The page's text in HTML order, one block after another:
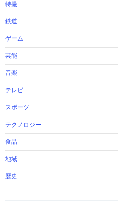
特撮
鉄道
ゲーム
芸能
音楽
テレビ
スポーツ
テクノロジー
食品
地域
歴史